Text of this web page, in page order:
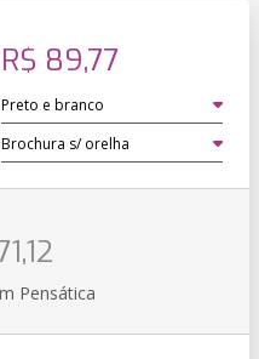
R$ 89,77
Pensática